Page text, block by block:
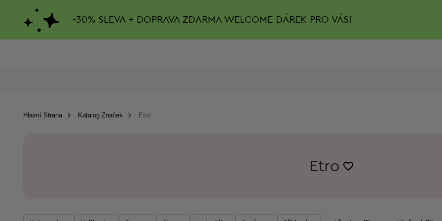
-30% SLEVA + DOPRAVA ZDARMAWELCOME DÁREK PRO VÁS!
Hlavní Strana Katalog Značek Etro
Etro